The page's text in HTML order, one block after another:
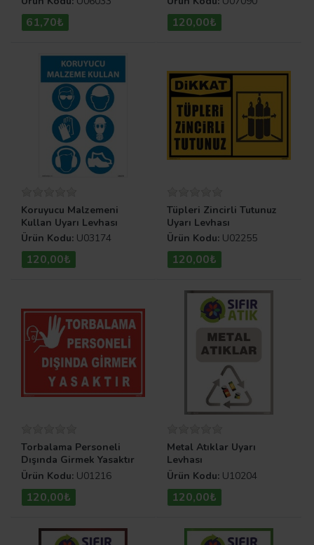
61,70₺ 120,00₺
Koruyucu Malzemeni
Kullan Uyarı Levhası
Ürün Kodu: U03174
120,00₺
Tüpleri Zincirli Tutunuz
Uyarı Levhası
Ürün Kodu: U02255
120,00₺
Torbalama Personeli
Dışında Girmek Yasaktır
Uyarı Levhası
Ürün Kodu: U01216
120,00₺
Metal Atıklar Uyarı
Levhası
Ürün Kodu: U10204
120,00₺